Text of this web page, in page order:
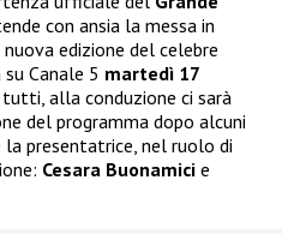
con ansia la messa in
edizione del celebre
Canale 5 martedì 17
alla conduzione ci sarà
del programma dopo alcuni
la presentatrice, nel ruolo di
Cesara Buonamici e